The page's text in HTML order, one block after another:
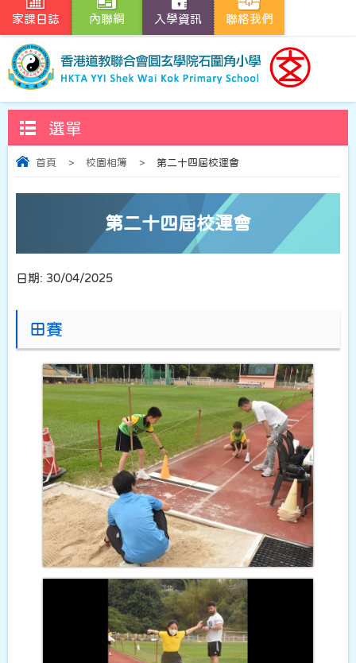
家課日誌 內聯網 入學資訊 聯絡我們
選單
首頁 > 校園相簿 > 第二十四屆校運會
第二十四屆校運會
日期: 30/04/2025
田賽